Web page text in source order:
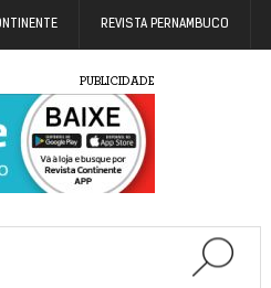
REVISTA PERNAMBUCO
PUBLICIDADE